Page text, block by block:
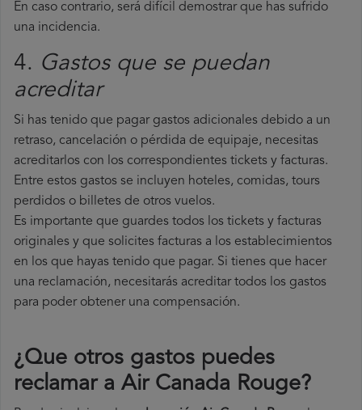
En caso contrario, será difícil demostrar que has sufrido
una incidencia.
4. Gastos que se puedan
acreditar
Si has tenido que pagar gastos adicionales debido a un
retraso, cancelación o pérdida de equipaje, necesitas
acreditarlos con los correspondientes tickets y facturas.
Entre estos gastos se incluyen hoteles, comidas, tours
perdidos o billetes de otros vuelos.
Es importante que guardes todos los tickets y facturas
originales y que solicites facturas a los establecimientos
en los que hayas tenido que pagar. Si tienes que hacer
una reclamación, necesitarás acreditar todos los gastos
para poder obtener una compensación.
¿Que otros gastos puedes
reclamar a Air Canada Rouge​?